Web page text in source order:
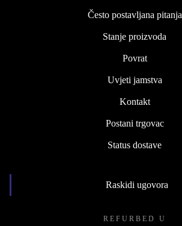
Često postavljana pitanja
Stanje proizvoda
Povrat
Uvjeti jamstva
Kontakt
Postani trgovac
Status dostave
Raskidi ugovora
REFURBED U